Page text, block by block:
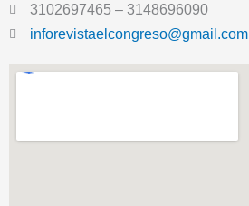
3102697465 – 3148696090
inforevistaelcongreso@gmail.com